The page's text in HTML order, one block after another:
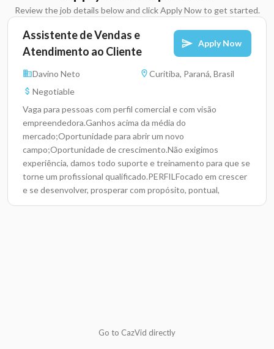
Review the job details below and click Apply Now to get started.
Assistente de Vendas e
Atendimento ao Cliente
Apply Now
Davino Neto
Curitiba, Paraná, Brasil
Negotiable
Vaga para pessoas com perfil comercial e com visão
empreendedora.Ganhos acima da média do
mercado;Oportunidade para abrir um novo
campo;Oportunidade de crescimento.Não exigimos
experiência, damos todo suporte e treinamento para que se
torne um profissional qualificado.PERFILFocado em crescer
e se desenvolver, prosperar com propósito, pontual,
ensinável e comprometido.REQUISITOSAcima de 18
Go to CazVid directly